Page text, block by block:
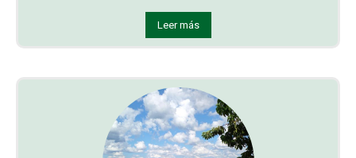
Leer más